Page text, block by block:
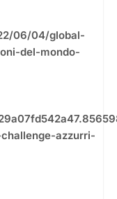
06/04/global-
del-mondo-
azzurri-